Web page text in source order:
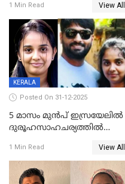
കിടപ്പുമുറിയില്‍ തൂങ്ങി മരിച്ച
നിലയിൽ
1 Min Read View All
KERALA
Posted On 31-12-2025
5 മാസം മുൻപ് ഇസ്രയേലിൽ
ദുരൂഹസാഹചര്യത്തിൽ
മലയാളി യുവാവിന്റെ ഭാര്യയും
മരിച്ചു
1 Min Read View All